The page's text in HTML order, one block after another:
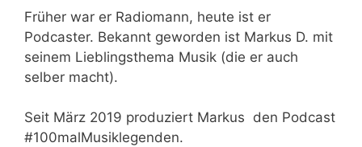
Früher war er Radiomann, heute ist er
Podcaster. Bekannt geworden ist Markus D. mit
seinem Lieblingsthema Musik (die er auch
selber macht).
Seit März 2019 produziert Markus den Podcast
#100malMusiklegenden.